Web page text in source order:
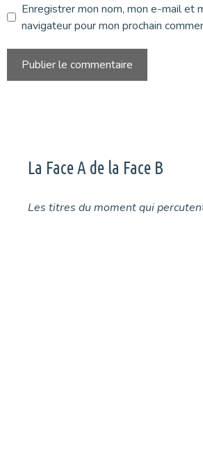
Enregistrer mon nom, mon e-mail et
navigateur pour mon prochain
La Face A de la Face B
Les titres du moment qui